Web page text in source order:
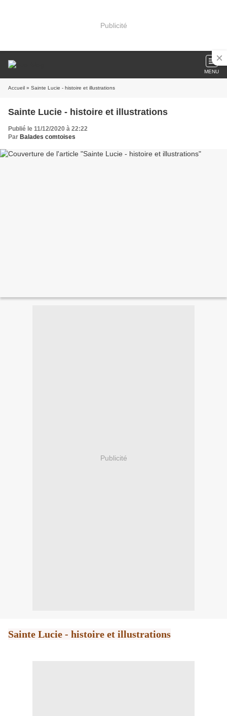
Publicité
MENU
Accueil » Sainte Lucie - histoire et illustrations
Sainte Lucie - histoire et illustrations
Publié le 11/12/2020 à 22:22
Par Balades comtoises
Publicité
Sainte Lucie - histoire et illustrations